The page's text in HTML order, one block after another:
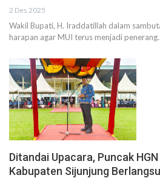
2 Des 2025
Wakil Bupati, H. Iraddatillah dalam
harapan agar MUI terus menjadi
Ditandai Upacara, Puncak
Kabupaten Sijunjung